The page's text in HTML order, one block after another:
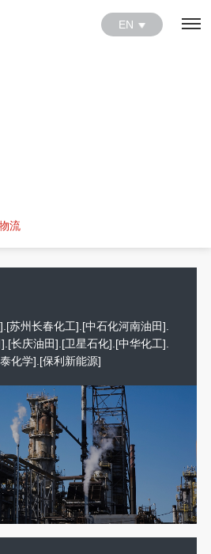
EN
流
苏州长春化工].[中石化河南油田].
长庆油田].[卫星石化].[中华化工].
化学].[保利新能源]